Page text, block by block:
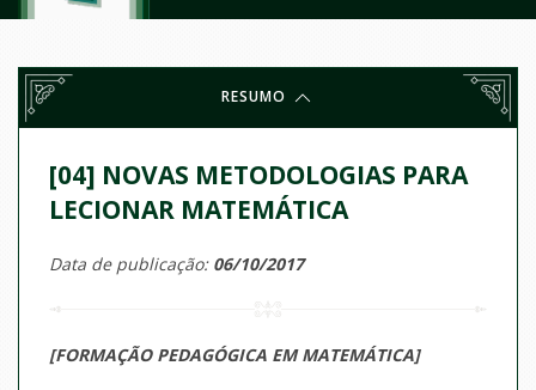
RESUMO
[04] NOVAS METODOLOGIAS PARA
LECIONAR MATEMÁTICA
Data de publicação: 06/10/2017
[FORMAÇÃO PEDAGÓGICA EM MATEMÁTICA]